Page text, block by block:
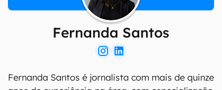
Fernanda Santos
Fernanda Santos é jornalista com mais de quinze